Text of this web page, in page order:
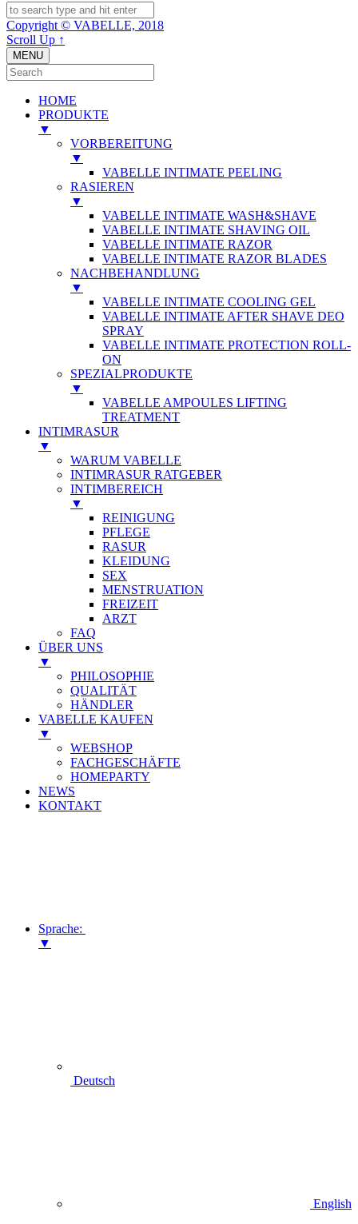
Copyright © VABELLE, 2018
Scroll Up ↑
MENU
HOME
PRODUKTE
▼
VORBEREITUNG
▼
VABELLE INTIMATE PEELING
RASIEREN
▼
VABELLE INTIMATE WASH&SHAVE
VABELLE INTIMATE SHAVING OIL
VABELLE INTIMATE RAZOR
VABELLE INTIMATE RAZOR BLADES
NACHBEHANDLUNG
▼
VABELLE INTIMATE COOLING GEL
VABELLE INTIMATE AFTER SHAVE DEO
SPRAY
VABELLE INTIMATE PROTECTION ROLL-
ON
SPEZIALPRODUKTE
▼
VABELLE AMPOULES LIFTING
TREATMENT
INTIMRASUR
▼
WARUM VABELLE
INTIMRASUR RATGEBER
INTIMBEREICH
▼
REINIGUNG
PFLEGE
RASUR
KLEIDUNG
SEX
MENSTRUATION
FREIZEIT
ARZT
FAQ
ÜBER UNS
▼
PHILOSOPHIE
QUALITÄT
HÄNDLER
VABELLE KAUFEN
▼
WEBSHOP
FACHGESCHÄFTE
HOMEPARTY
NEWS
KONTAKT
Sprache:
▼
Deutsch
English